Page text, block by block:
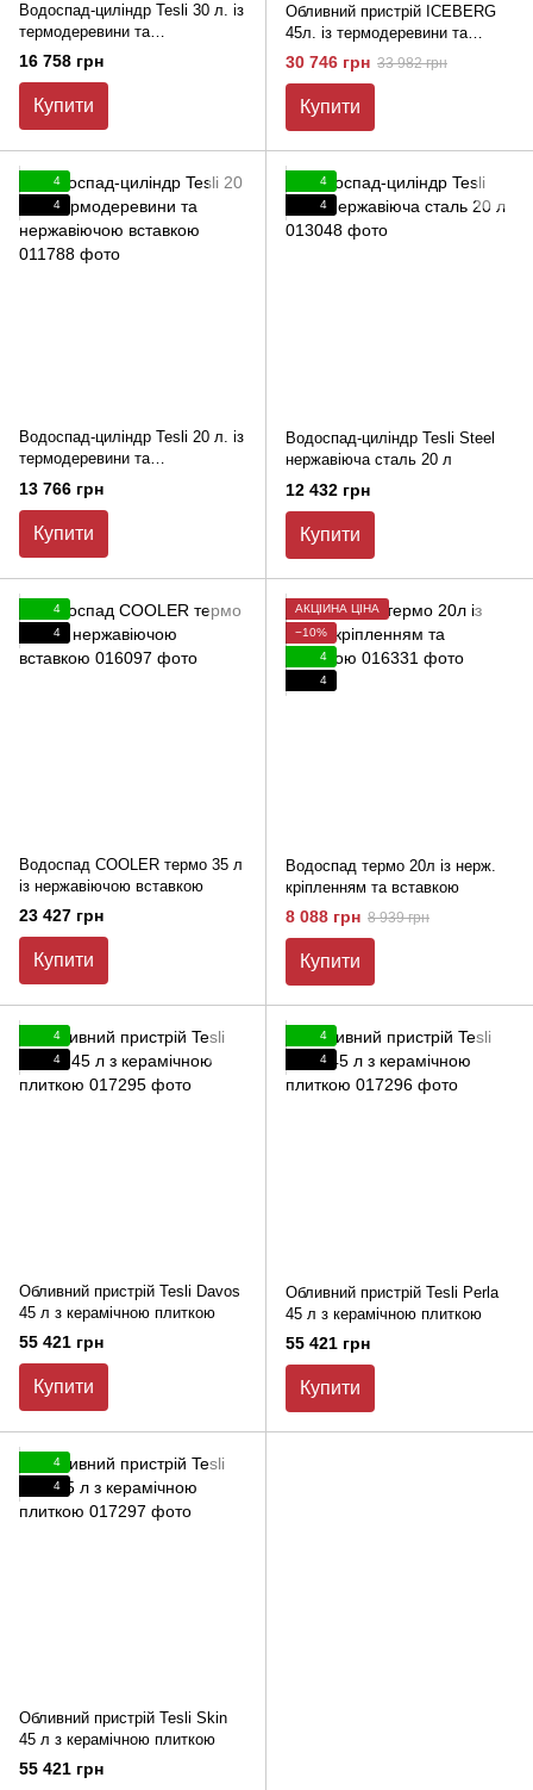
Водоспад-циліндр Tesli 30 л. із
термодеревини та
нержавіючою вставкою
16 758 грн
Купити
Обливний пристрій ICEBERG
45л. із термодеревини та
нержавіючою вставкою
30 746 грн 33 982 грн
Купити
4
4
Водоспад-циліндр Tesli 20 л. із
термодеревини та
нержавіючою вставкою
13 766 грн
Купити
4
4
Водоспад-циліндр Tesli Steel
нержавіюча сталь 20 л
12 432 грн
Купити
4
4
Водоспад COOLER термо 35 л
із нержавіючою вставкою
23 427 грн
Купити
АКЦІЙНА ЦІНА
−10%
4
4
Водоспад термо 20л із нерж.
кріпленням та вставкою
8 088 грн 8 939 грн
Купити
4
4
Обливний пристрій Tesli Davos
45 л з керамічною плиткою
55 421 грн
Купити
4
4
Обливний пристрій Tesli Perla
45 л з керамічною плиткою
55 421 грн
Купити
4
4
Обливний пристрій Tesli Skin
45 л з керамічною плиткою
55 421 грн